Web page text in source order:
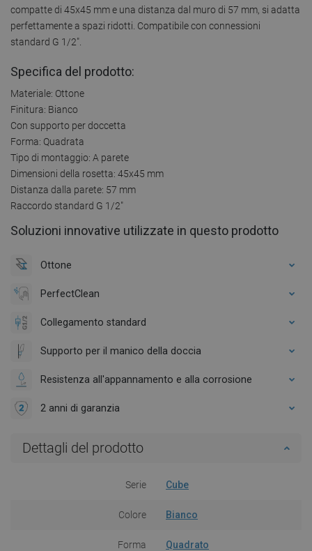
compatte di 45x45 mm e una distanza dal muro di 57 mm, si adatta
perfettamente a spazi ridotti. Compatibile con connessioni
standard G 1/2".
Specifica del prodotto:
Materiale: Ottone
Finitura: Bianco
Con supporto per doccetta
Forma: Quadrata
Tipo di montaggio: A parete
Dimensioni della rosetta: 45x45 mm
Distanza dalla parete: 57 mm
Raccordo standard G 1/2"
Soluzioni innovative utilizzate in questo prodotto
Ottone
PerfectClean
Collegamento standard
Supporto per il manico della doccia
Resistenza all'appannamento e alla corrosione
2 anni di garanzia
Dettagli del prodotto
Serie Cube
Colore Bianco
Forma Quadrato